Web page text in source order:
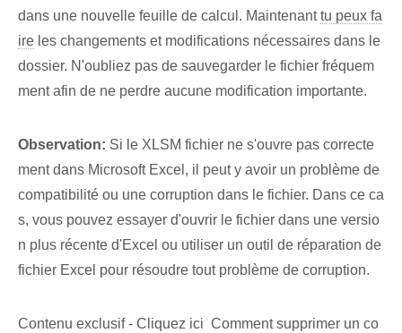
dans une nouvelle feuille de calcul. Maintenanttu peux fa
ire les changements et modifications nécessaires ⁤dans le
dossier. N'oubliez pas de sauvegarder le fichier fréquem
ment afin de ne perdre aucune modification importante.
Observation: Si le ⁤XLSM ‌fichier ne s'ouvre pas correcte
ment ‌dans Microsoft⁣ Excel, il peut y avoir un problème de
compatibilité ou une corruption​ dans le ⁢fichier. Dans ce ca
s, vous pouvez essayer d'ouvrir le fichier dans une versio
n plus récente d'Excel ou utiliser un outil de réparation de
fichier Excel pour résoudre tout problème de corruption.
Contenu exclusif - Cliquez ici Comment supprimer un co